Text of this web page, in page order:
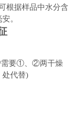
根据样品中水分含
。
要①、②两干燥
处代替)